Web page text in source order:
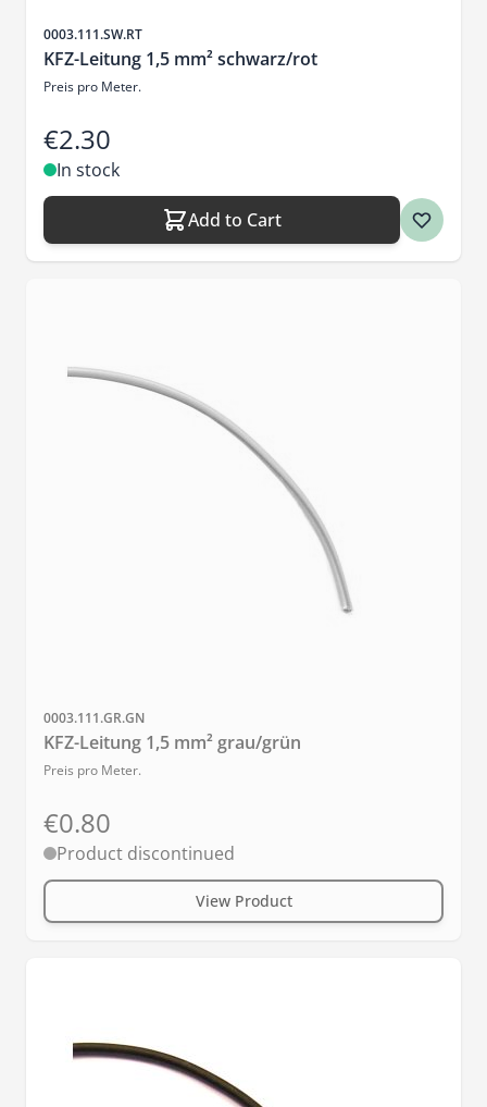
Sku
0003.111.SW.RT
KFZ-Leitung 1,5 mm² schwarz/rot
Preis pro Meter.
€2.30
In stock
Add to Cart
Sku
0003.111.GR.GN
KFZ-Leitung 1,5 mm² grau/grün
Preis pro Meter.
€0.80
Product discontinued
View Product